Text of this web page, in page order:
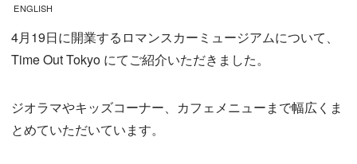
ENGLISH
4月19日に開業するロマンスカーミュージアムについて、
Time Out Tokyo にてご紹介いただきました。
ジオラマやキッズコーナー、カフェメニューまで幅広くま
とめていただいています。